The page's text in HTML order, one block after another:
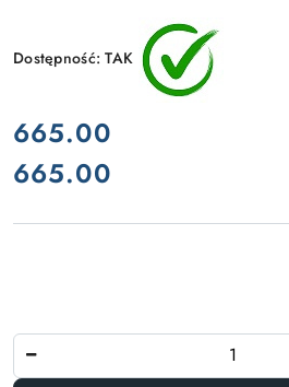
Dostępność:TAK
cena:
665.00
Cena:
665.00
Ilość